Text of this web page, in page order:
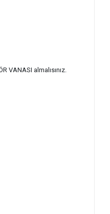
VANASI almalısınız.